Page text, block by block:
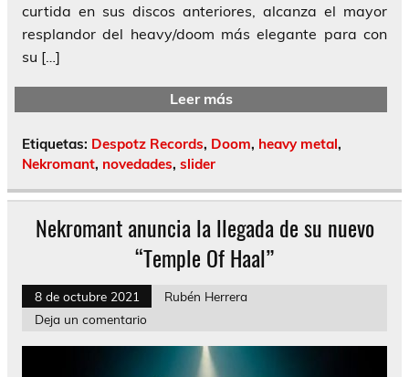
curtida en sus discos anteriores, alcanza el mayor
resplandor del heavy/doom más elegante para con
su […]
Leer más
Etiquetas: Despotz Records, Doom, heavy metal,
Nekromant, novedades, slider
Nekromant anuncia la llegada de su nuevo
“Temple Of Haal”
8 de octubre 2021
Rubén Herrera
Deja un comentario